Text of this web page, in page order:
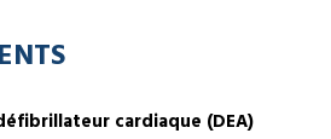
cardiaque (DEA)